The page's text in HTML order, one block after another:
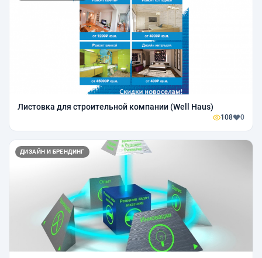
Листовка для строительной компании (Well Haus)
108 0
ДИЗАЙН И БРЕНДИНГ